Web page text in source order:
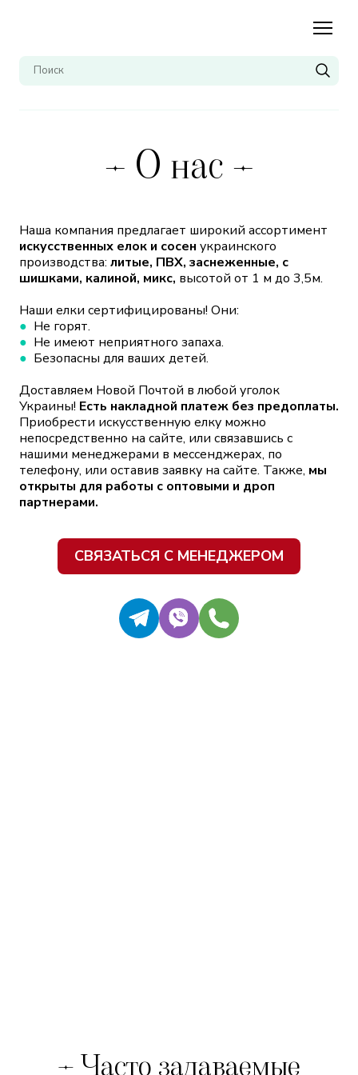
– О нас –
Наша компания предлагает широкий ассортимент
искусственных елок и сосен украинского
производства: литые, ПВХ, заснеженные, с
шишками, калиной, микс, высотой от 1 м до 3,5м.
Наши елки сертифицированы! Они:
● Не горят.
● Не имеют неприятного запаха.
● Безопасны для ваших детей.
Доставляем Новой Почтой в любой уголок
Украины! Есть накладной платеж без предоплаты.
Приобрести искусственную елку можно
непосредственно на сайте, или связавшись с
нашими менеджерами в мессенджерах, по
телефону, или оставив заявку на сайте. Также, мы
открыты для работы с оптовыми и дроп
партнерами.
СВЯЗАТЬСЯ С МЕНЕДЖЕРОМ
– Часто задаваемые